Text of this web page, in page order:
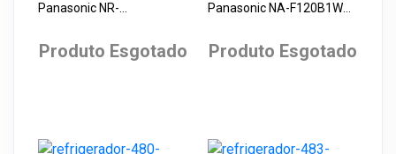
Panasonic NR-
Produto Esgotado
Panasonic NA-F120B1W
Produto Esgotado